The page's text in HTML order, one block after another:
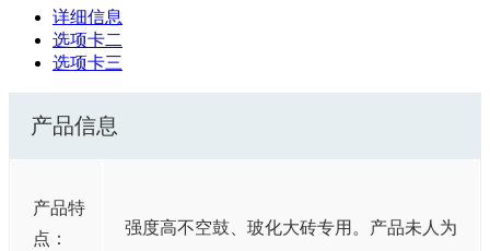
详细信息
选项卡二
选项卡三
产品信息
产品特
点：
强度高不空鼓、玻化大砖专用。产品未人为